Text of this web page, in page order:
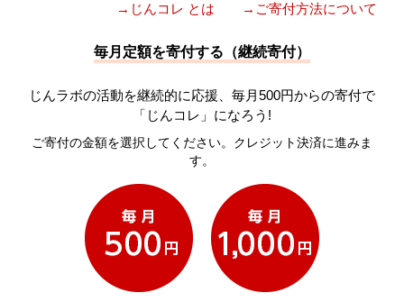
→じんコレ とは →ご寄付方法について
毎月定額を寄付する（継続寄付）
じんラボの活動を継続的に応援、毎月500円からの寄付で
「じんコレ」になろう!
ご寄付の金額を選択してください。クレジット決済に進みま
す。